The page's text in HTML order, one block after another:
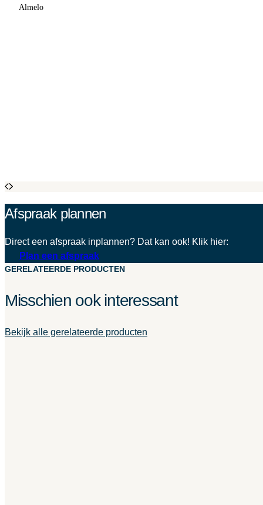
Almelo
Afspraak plannen
Direct een afspraak inplannen? Dat kan ook! Klik hier:
Plan een afspraak
GERELATEERDE PRODUCTEN
Misschien ook interessant
Bekijk alle gerelateerde producten